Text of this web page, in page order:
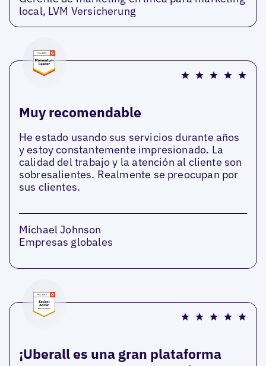
local, LVM Versicherung
Muy recomendable
He estado usando sus servicios durante años
y estoy constantemente impresionado. La
calidad del trabajo y la atención al cliente son
sobresalientes. Realmente se preocupan por
sus clientes.
Michael Johnson
Empresas globales
¡Uberall es una gran plataforma